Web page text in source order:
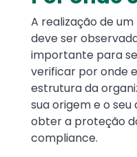
A realização de
deve ser
importante para
verificar por onde
estrutura da
sua origem e o
obter a proteção
compliance.